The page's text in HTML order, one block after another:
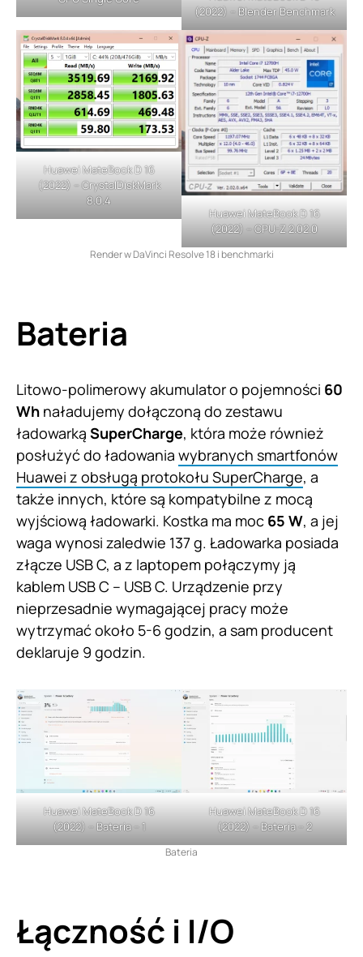
(2022) – Blender Benchmark
Huawei MateBook D 16
(2022) – CrystalDiskMark
8.0.4
Huawei MateBook D 16
(2022) – CPU-Z 2.02.0
Render w DaVinci Resolve 18 i benchmarki
Bateria
Litowo-polimerowy akumulator o pojemności 60
Wh naładujemy dołączoną do zestawu
ładowarką SuperCharge, która może również
posłużyć do ładowania wybranych smartfonów
Huawei z obsługą protokołu SuperCharge, a
także innych, które są kompatybilne z mocą
wyjściową ładowarki. Kostka ma moc 65 W, a jej
waga wynosi zaledwie 137 g. Ładowarka posiada
złącze USB C, a z laptopem połączymy ją
kablem USB C – USB C. Urządzenie przy
nieprzesadnie wymagającej pracy może
wytrzymać około 5-6 godzin, a sam producent
deklaruje 9 godzin.
Huawei MateBook D 16
(2022) – Bateria – 1
Huawei MateBook D 16
(2022) – Bateria – 2
Bateria
Łączność i I/O